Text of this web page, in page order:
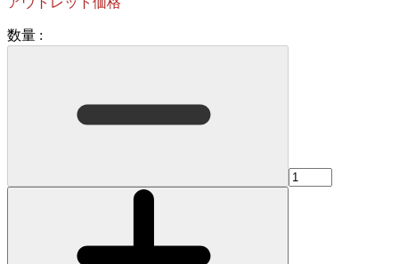
数量 :